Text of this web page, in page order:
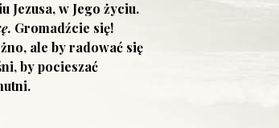
Jezusa, w Jego życiu.
Gromadźcie się!
ale by radować się
by pocieszać